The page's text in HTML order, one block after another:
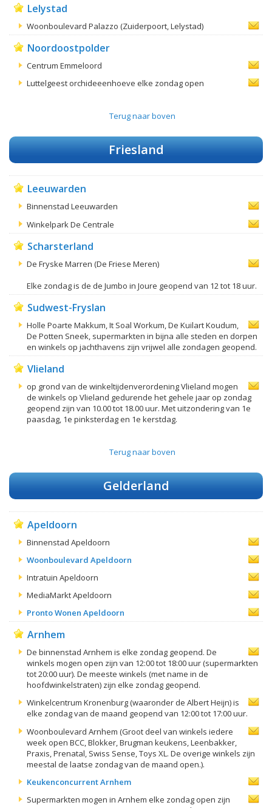
Lelystad
Woonboulevard Palazzo (Zuiderpoort, Lelystad)
Noordoostpolder
Centrum Emmeloord
Luttelgeest orchideeenhoeve elke zondag open
Terug naar boven
Friesland
Leeuwarden
Binnenstad Leeuwarden
Winkelpark De Centrale
Scharsterland
De Fryske Marren (De Friese Meren)
Elke zondag is de de Jumbo in Joure geopend van 12 tot 18 uur.
Sudwest-Fryslan
Holle Poarte Makkum, It Soal Workum, De Kuilart Koudum,
De Potten Sneek, supermarkten in bijna alle steden en dorpen
en winkels op jachthavens zijn vrijwel alle zondagen geopend.
Vlieland
op grond van de winkeltijdenverordening Vlieland mogen
de winkels op Vlieland gedurende het gehele jaar op zondag
geopend zijn van 10.00 tot 18.00 uur. Met uitzondering van 1e
paasdag, 1e pinksterdag en 1e kerstdag.
Terug naar boven
Gelderland
Apeldoorn
Binnenstad Apeldoorn
Woonboulevard Apeldoorn
Intratuin Apeldoorn
MediaMarkt Apeldoorn
Pronto Wonen Apeldoorn
Arnhem
De binnenstad Arnhem is elke zondag geopend. De
winkels mogen open zijn van 12:00 tot 18:00 uur (supermarkten
tot 20:00 uur). De meeste winkels (met name in de
hoofdwinkelstraten) zijn elke zondag geopend.
Winkelcentrum Kronenburg (waaronder de Albert Heijn) is
elke zondag van de maand geopend van 12:00 tot 17:00 uur.
Woonboulevard Arnhem (Groot deel van winkels iedere
week open BCC, Blokker, Brugman keukens, Leenbakker,
Praxis, Prenatal, Swiss Sense, Toys XL. De overige winkels zijn
meestal de laatse zondag van de maand open.).
Keukenconcurrent Arnhem
Supermarkten mogen in Arnhem elke zondag open zijn